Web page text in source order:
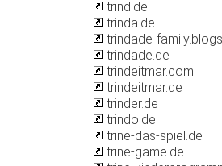
trind.de
trinda.de
trindade-
trindade.de
trindeitmar.com
trindeitmar.de
trinder.de
trindo.de
trine-das-spiel.de
trine-game.de